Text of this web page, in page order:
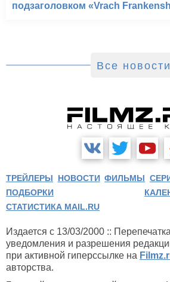
подзаголовком «Vrach
Все новости
ТРЕЙЛЕРЫ НОВОСТИ ФИЛЬМЫ
ПОДБОРКИ
СТАТИСТИКА MAIL.RU
Издается с 13/03/2000 ::
уведомления и разрешения
при активной гиперссылке на
авторства.